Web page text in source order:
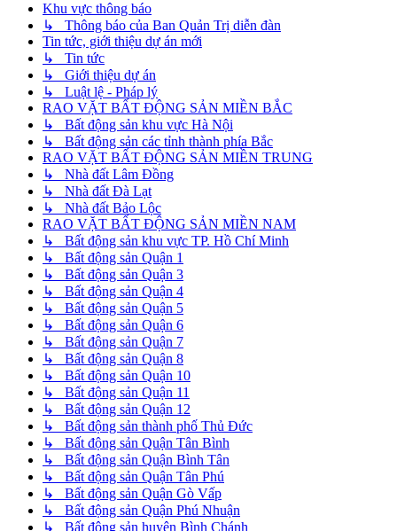
Khu vực thông báo
↳ Thông báo của Ban Quản Trị diễn đàn
Tin tức, giới thiệu dự án mới
↳ Tin tức
↳ Giới thiệu dự án
↳ Luật lệ - Pháp lý
RAO VẶT BẤT ĐỘNG SẢN MIỀN BẮC
↳ Bất động sản khu vực Hà Nội
↳ Bất động sản các tỉnh thành phía Bắc
RAO VẶT BẤT ĐỘNG SẢN MIỀN TRUNG
↳ Nhà đất Lâm Đồng
↳ Nhà đất Đà Lạt
↳ Nhà đất Bảo Lộc
RAO VẶT BẤT ĐỘNG SẢN MIỀN NAM
↳ Bất động sản khu vực TP. Hồ Chí Minh
↳ Bất động sản Quận 1
↳ Bất động sản Quận 3
↳ Bất động sản Quận 4
↳ Bất động sản Quận 5
↳ Bất động sản Quận 6
↳ Bất động sản Quận 7
↳ Bất động sản Quận 8
↳ Bất động sản Quận 10
↳ Bất động sản Quận 11
↳ Bất động sản Quận 12
↳ Bất động sản thành phố Thủ Đức
↳ Bất động sản Quận Tân Bình
↳ Bất động sản Quận Bình Tân
↳ Bất động sản Quận Tân Phú
↳ Bất động sản Quận Gò Vấp
↳ Bất động sản Quận Phú Nhuận
↳ Bất động sản huyện Bình Chánh